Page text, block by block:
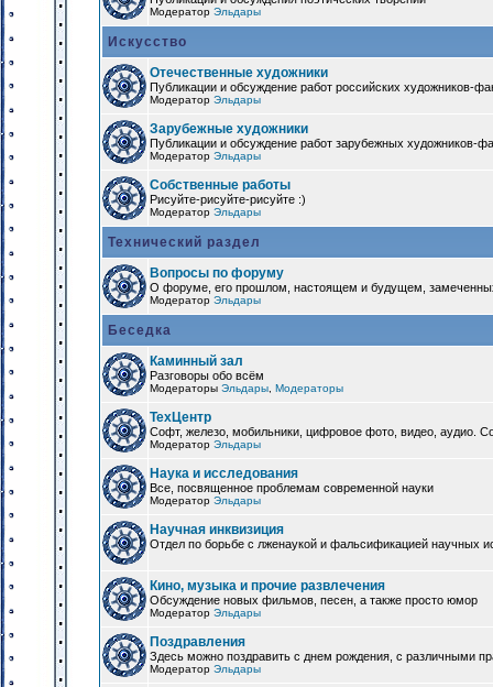
Модератор Эльдары
Искусство
Отечественные художники
Публикации и обсуждение работ российских художников-
Модератор Эльдары
Зарубежные художники
Публикации и обсуждение работ зарубежных художников-
Модератор Эльдары
Собственные работы
Рисуйте-рисуйте-рисуйте :)
Модератор Эльдары
Технический раздел
Вопросы по форуму
О форуме, его прошлом, настоящем и будущем,
Модератор Эльдары
Беседка
Каминный зал
Разговоры обо всём
Модераторы Эльдары Модераторы
ТехЦентр
Софт, железо, мобильники, цифровое фото, видео, аудио.
Модератор Эльдары
Наука и исследования
Все, посвященное проблемам современной науки
Модератор Эльдары
Научная инквизиция
Отдел по борьбе с лженаукой и фальсификацией научных
Кино, музыка и прочие развлечения
Обсуждение новых фильмов, песен, а также просто юмор
Модератор Эльдары
Поздравления
Здесь можно поздравить с днем рождения, с различными
Модератор Эльдары